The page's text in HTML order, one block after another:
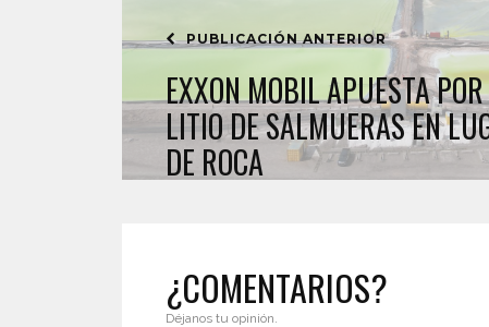
PUBLICACIÓN ANTERIOR
EXXON MOBIL APUESTA
LITIO DE SALMUERAS EN
DE ROCA
¿COMENTARIOS?
Déjanos tu opinión.